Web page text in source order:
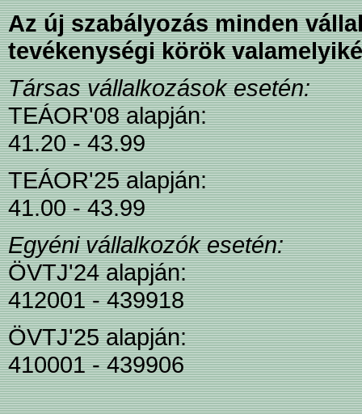
Az új szabályozás minden
tevékenységi körök
Társas vállalkozások esetén:
TEÁOR'08 alapján:
41.20 - 43.99
TEÁOR'25 alapján:
41.00 - 43.99
Egyéni vállalkozók esetén:
ÖVTJ'24 alapján:
412001 - 439918
ÖVTJ'25 alapján:
410001 - 439906